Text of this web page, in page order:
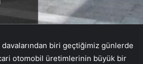
biri geçtiğimiz günlerde
otomobil üretimlerinin büyük bir